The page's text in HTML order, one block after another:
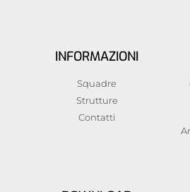
INFORMAZIONI
Squadre
Strutture
Contatti